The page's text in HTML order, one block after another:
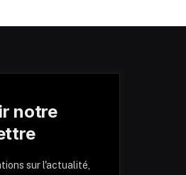
notre
sur l'actualité,